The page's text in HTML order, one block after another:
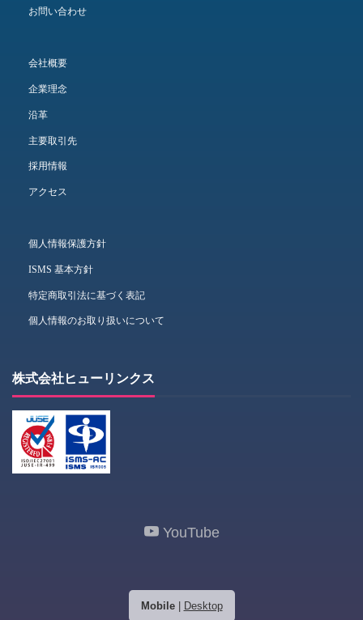
お問い合わせ
会社概要
企業理念
沿革
主要取引先
採用情報
アクセス
個人情報保護方針
ISMS 基本方針
特定商取引法に基づく表記
個人情報のお取り扱いについて
株式会社ヒューリンクス
YouTube
Mobile| Desktop